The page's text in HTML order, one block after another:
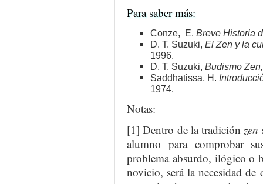
Para saber más:
Conze, E. Breve Historia
D. T. Suzuki, El Zen y la
1996.
D. T. Suzuki, Budismo Zen,
Saddhatissa, H.
1974.
Notas:
[1] Dentro de la tradiciónzen
alumno para comprobar
problema absurdo, ilógico o
novicio, será la necesidad